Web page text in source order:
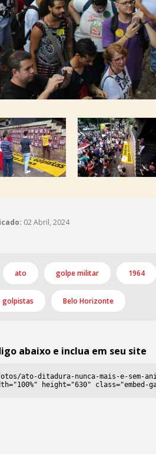
02 Abril, 2024
ato golpe militar 1964
golpistas Belo Horizonte
abaixo e inclua em seu site